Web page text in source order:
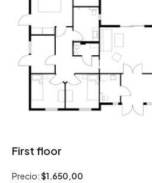
First floor
Precio:$1.650,00